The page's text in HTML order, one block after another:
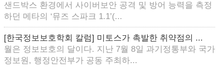
샌드박스 환경에서 사이버보안 공격 및 방어 능력을 측정
하던 메타의 ‘뮤즈 스파크 1.1’(...
[한국정보보호학회 칼럼] 미토스가 촉발한 취약점의 ...
월은 정보보호의 달이다. 지난 7월 8일 과기정통부와 국가
정보원, 행정안전부가 공동 주최하...